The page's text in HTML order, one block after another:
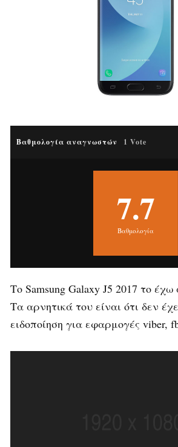
Βαθμολογία αναγνωστών 1 Vote
7.7
Βαθμολογία
Το Samsung Galaxy J5 2017 το
Τα αρνητικά του είναι ότι δεν
ειδοποίηση για εφαρμογές viber,